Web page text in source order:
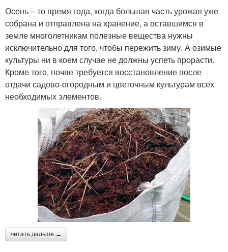
Осень – то время года, когда большая часть урожая уже
собрана и отправлена на хранение, а оставшимся в
земле многолетникам полезные вещества нужны
исключительно для того, чтобы пережить зиму. А озимые
культуры ни в коем случае не должны успеть прорасти.
Кроме того, почве требуется восстановление после
отдачи садово-огородным и цветочным культурам всех
необходимых элементов.
читать дальше →